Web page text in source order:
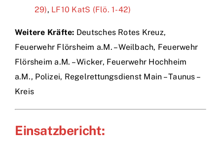
29), LF10 KatS (Flö. 1-42)
Weitere Kräfte: Deutsches Rotes Kreuz,
Feuerwehr Flörsheim a.M. – Weilbach, Feuerwehr
Flörsheim a.M. – Wicker, Feuerwehr Hochheim
a.M., Polizei, Regelrettungsdienst Main – Taunus –
Kreis
Einsatzbericht: